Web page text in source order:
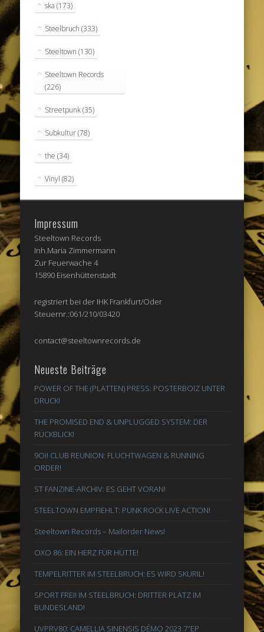
ska (173)
Steelbruch (333)
Steeltown (130)
Steeltown Records
(226)
Streetpunk(35)
Subkultur(78)
the (34)
Vinyl (82)
Impressum
Steeltown Records
Inh.Maria Zimmermann
Zur Feuerwache 4
15890 Eisenhüttenstadt
registriert bei der IHK Frankfurt/Oder
Steuernr.:061/210/03420
contact@steeltownrecords.de
Neueste Beiträge
POWER OF THE (PLATTEN) PRESS: POSTERBOIZ UNTER
DRUCK!
THE PROMISED END & UNPLUGGED SYSTEM: DER
RÜCKBLICK!
9Oi! CLUB REUNION: FLUCHTWAGEN & RUNNING
ORDER!
ST FANZINE-ARCHIV: ES GEHT VORAN!
STEELTOWN EMPFIEHLT: PUNK ROCK LIVE ACTION!
Steeltown Records – Mailorder News!
OXO 86: EIN HERZ FÜR HÜTTE!
TEMPELRITTER IM STEELBRUCH: ES WIRD SKURIL!
SPORT FREI! IM STEELBRUCH: DRITTER PLATZ IM
BUNDESLAND!
UVPRV80: CAMELLIA SINENSIS DÉMO 2023 7″EP